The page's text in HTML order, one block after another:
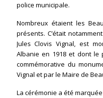
police municipale.
Nombreux étaient les
présents. C’était
Jules Clovis Vignal, est
Albanie en 1918 et dont
commémorative du
Vignal et par le Maire de
La cérémonie a été